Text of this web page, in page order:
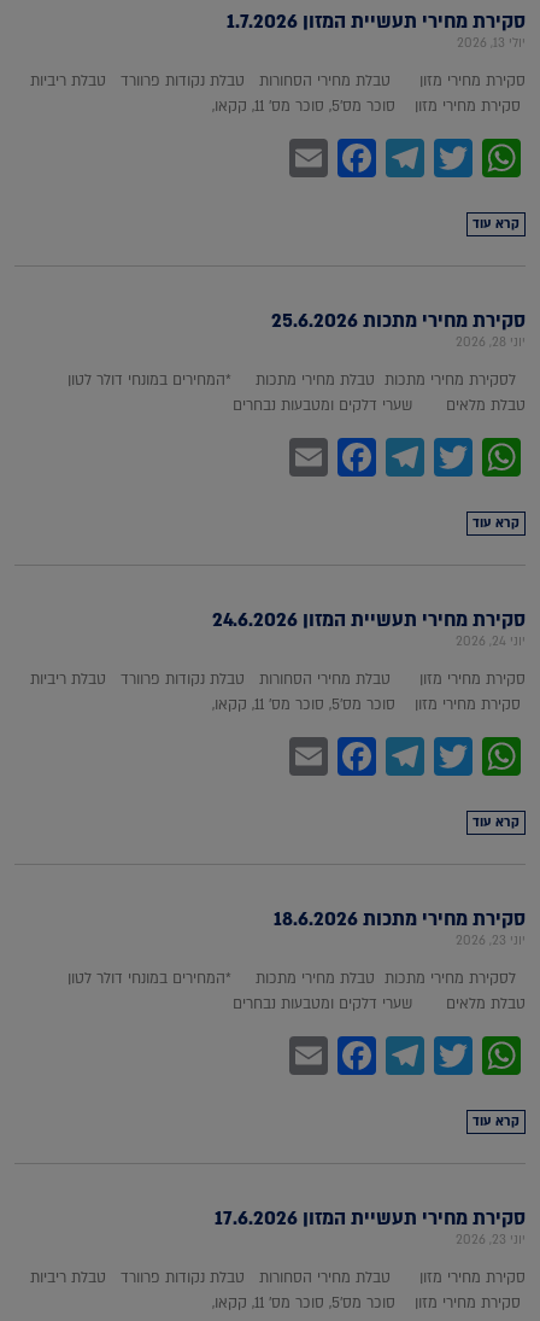
סקירת מחירי תעשיית המזון 1.7.2026
יולי 13, 2026
סקירת מחירי מזון טבלת מחירי הסחורות טבלת נקודות פרוורד טבלת ריביות
סקירת מחירי מזון סוכר מס'5, סוכר מס' 11, קקאו,
WhatsApp
Twitter
Telegram
Facebook
קרא עוד
סקירת מחירי מתכות 25.6.2026
יוני 28, 2026
לסקירת מחירי מתכות טבלת מחירי מתכות *המחירים במונחי דולר לטון
טבלת מלאים שערי דלקים ומטבעות נבחרים
WhatsApp
Twitter
Telegram
Facebook
קרא עוד
סקירת מחירי תעשיית המזון 24.6.2026
יוני 24, 2026
סקירת מחירי מזון טבלת מחירי הסחורות טבלת נקודות פרוורד טבלת ריביות
סקירת מחירי מזון סוכר מס'5, סוכר מס' 11, קקאו,
WhatsApp
Twitter
Telegram
Facebook
קרא עוד
סקירת מחירי מתכות 18.6.2026
יוני 23, 2026
לסקירת מחירי מתכות טבלת מחירי מתכות *המחירים במונחי דולר לטון
טבלת מלאים שערי דלקים ומטבעות נבחרים
WhatsApp
Twitter
Telegram
Facebook
קרא עוד
סקירת מחירי תעשיית המזון 17.6.2026
יוני 23, 2026
סקירת מחירי מזון טבלת מחירי הסחורות טבלת נקודות פרוורד טבלת ריביות
סקירת מחירי מזון סוכר מס'5, סוכר מס' 11, קקאו,